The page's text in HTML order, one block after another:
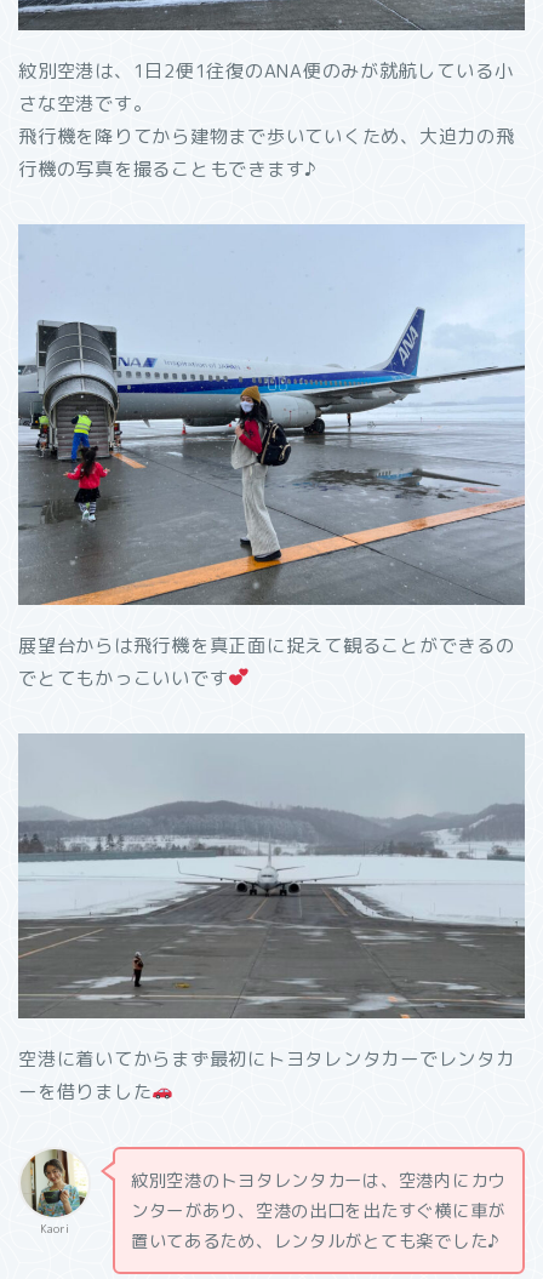
紋別空港は、1日2便1往復のANA便のみが就航している小
さな空港です。
飛行機を降りてから建物まで歩いていくため、大迫力の飛
行機の写真を撮ることもできます♪
展望台からは飛行機を真正面に捉えて観ることができるの
でとてもかっこいいです
空港に着いてからまず最初にトヨタレンタカーでレンタカ
ーを借りました
Kaori
紋別空港のトヨタレンタカーは、空港内にカウ
ンターがあり、空港の出口を出たすぐ横に車が
置いてあるため、レンタルがとても楽でした♪